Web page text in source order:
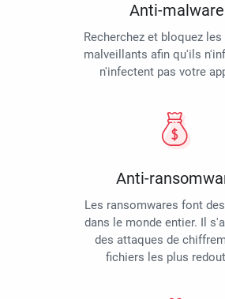
Anti-malware
Recherchez et bloquez
malveillants afin qu'ils
n'infectent pas votre
Anti-
Les ransomwares font
dans le monde entier. Il
des attaques de
fichiers les plus